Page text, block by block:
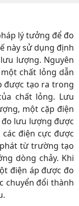
lý tưởng để đo
này sử dụng định
lượng. Nguyên
chất lỏng dẫn
được tạo ra trong
chất lỏng. Lưu
một cặp điện
lưu lượng được
điện cực được
từ trường tạo
dòng chảy. Khi
điện áp được đo
chuyển đổi thành